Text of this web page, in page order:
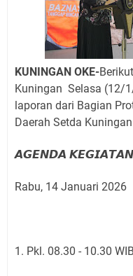
Ini
2026
Senin
KUNINGAN OKE-
Kuningan Selasa (12/
laporan dari Bagian
Daerah Setda
𝘼𝙂𝙀𝙉𝘿𝘼
Rabu, 14 Januari 2026
1. Pkl. 08.30 - 10.30